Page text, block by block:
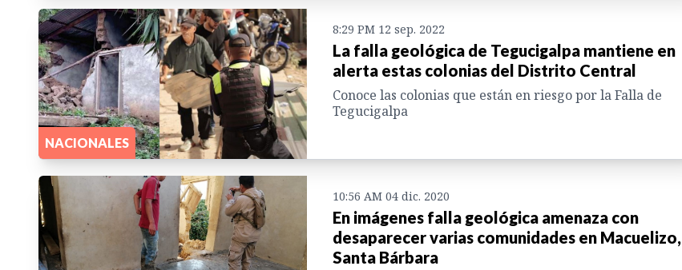
NACIONALES
8:29 PM 12 sep. 2022
La falla geológica de Tegucigalpa mantiene en
alerta estas colonias del Distrito Central
Conoce las colonias que están en riesgo por la Falla de
Tegucigalpa
10:56 AM 04 dic. 2020
En imágenes falla geológica amenaza con
desaparecer varias comunidades en Macuelizo,
Santa Bárbara